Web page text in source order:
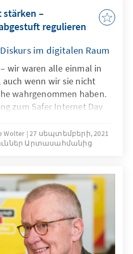
–
regulieren
im digitalen Raum
wir waren alle einmal in
wenn wir sie nicht
wahr­genommen haben.
zum Safer Internet Day
zwischen 14 und 24
in sozialen
von Desinformationen
Wie viel muss eine
können, damit sie nicht
wird? Und ab wann
Eingriffs, um
notwendigen
zu schützen?
Wolter 27 սեպտեմբերի, 2021
Արտասահմանից